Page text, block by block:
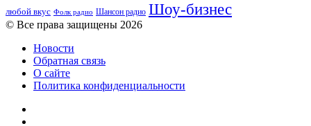
любой вкус Фолк радио Шансон радио Шоу-бизнес
© Все права защищены 2026
Новости
Обратная связь
О сайте
Политика конфиденциальности